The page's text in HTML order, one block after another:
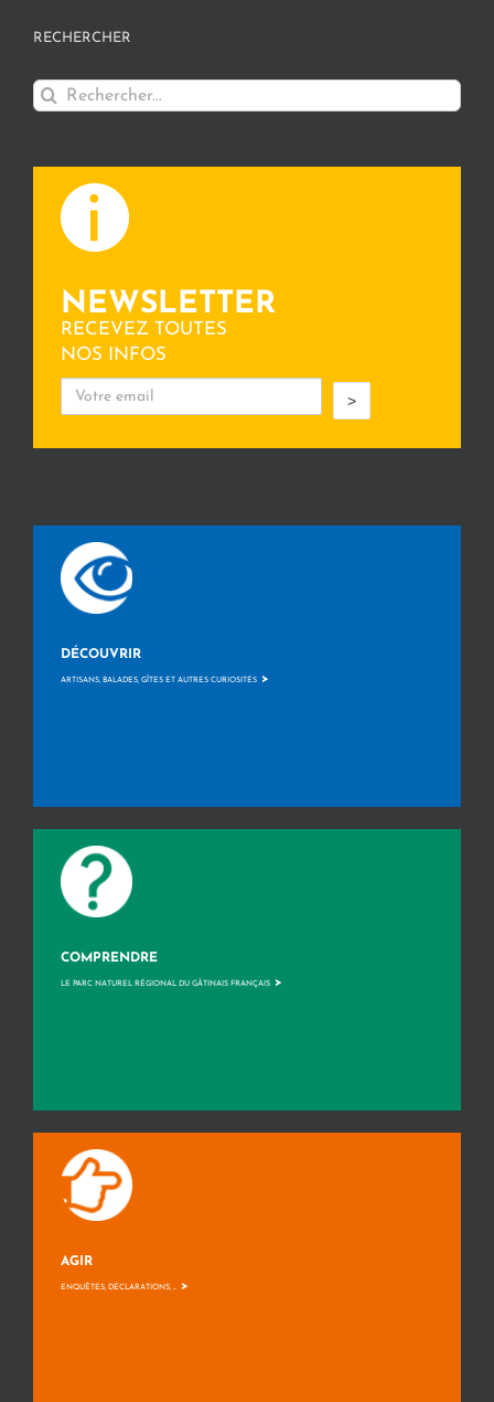
RECHERCHER
Rechercher:
NEWSLETTER
RECEVEZ TOUTES
NOS INFOS
>
DÉCOUVRIR
ARTISANS, BALADES, GÎTES ET AUTRES CURIOSITÉS >
COMPRENDRE
LE PARC NATUREL RÉGIONAL DU GÂTINAIS FRANÇAIS >
AGIR
ENQUÊTES, DÉCLARATIONS, ... >